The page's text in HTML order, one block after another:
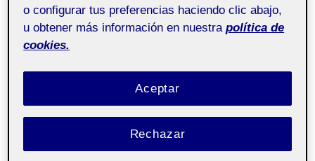
o configurar tus preferencias haciendo clic abajo,
u obtener más información en nuestra política de
cookies.
Rechazar
Aceptar